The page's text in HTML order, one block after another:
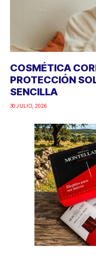
COSMÉTICA
PROTECCIÓN
SENCILLA
30 JULIO, 2026